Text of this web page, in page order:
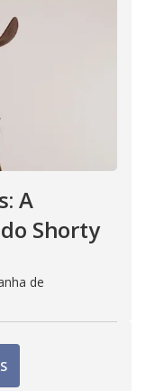
A
Shorty
de